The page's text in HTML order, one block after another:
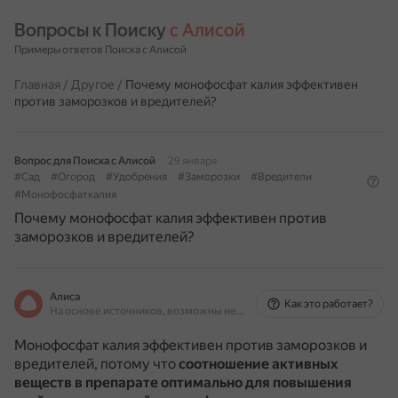
Вопросы к Поиску с Алисой
Примеры ответов Поиска с Алисой
Главная / Другое / Почему монофосфат калия эффективен
против заморозков и вредителей?
Вопрос для Поиска с Алисой
29 января
#Сад
#Огород #Удобрения #Заморозки
#Вредители
#Монофосфаткалия
Почему монофосфат калия эффективен против
заморозков и вредителей?
Алиса
На основе источников, возможны неточности
Как это работает?
Монофосфат калия эффективен против заморозков и
вредителей, потому чтосоотношение активных
веществ в препарате оптимально для повышения